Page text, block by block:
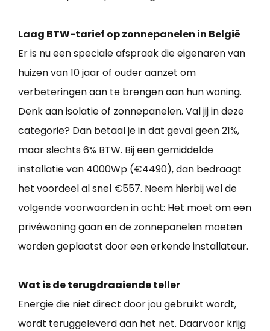
Laag BTW-tarief op zonnepanelen in België
Er is nu een speciale afspraak die eigenaren van
huizen van 10 jaar of ouder aanzet om
verbeteringen aan te brengen aan hun woning.
Denk aan isolatie of zonnepanelen. Val jij in deze
categorie? Dan betaal je in dat geval geen 21%,
maar slechts 6% BTW. Bij een gemiddelde
installatie van 4000Wp (€4490), dan bedraagt
het voordeel al snel €557. Neem hierbij wel de
volgende voorwaarden in acht: Het moet om een
privéwoning gaan en de zonnepanelen moeten
worden geplaatst door een erkende installateur.
Wat is de terugdraaiende teller
Energie die niet direct door jou gebruikt wordt,
wordt teruggeleverd aan het net. Daarvoor krijg